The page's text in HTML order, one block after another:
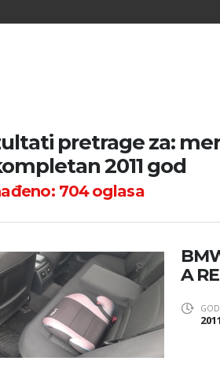
pretrage za:
2011 god
704oglasa
A
2011